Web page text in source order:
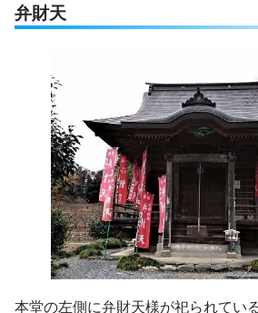
弁財天
本堂の左側に弁財天様が祀られてい